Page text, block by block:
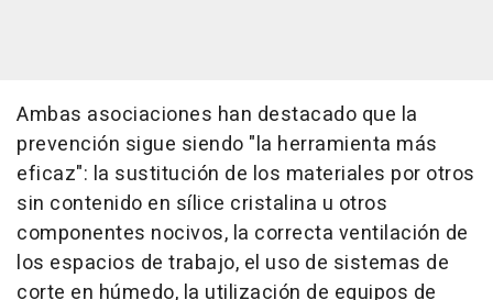
Ambas asociaciones han destacado que la
prevención sigue siendo "la herramienta más
eficaz": la sustitución de los materiales por otros
sin contenido en sílice cristalina u otros
componentes nocivos, la correcta ventilación de
los espacios de trabajo, el uso de sistemas de
corte en húmedo, la utilización de equipos de